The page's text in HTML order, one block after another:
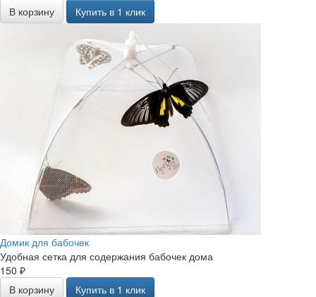
В корзину
Купить в 1 клик
Домик для бабочек
Удобная сетка для содержания бабочек дома
150 ₽
В корзину
Купить в 1 клик